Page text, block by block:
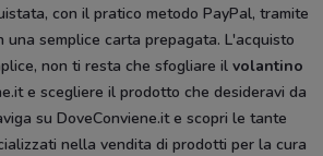
con il pratico metodo PayPal, tramite
una semplice carta prepagata. L'acquisto
non ti resta che sfogliare il volantino
e scegliere il prodotto che desideravi da
su DoveConviene.it e scopri le tante
nella vendita di prodotti per la cura